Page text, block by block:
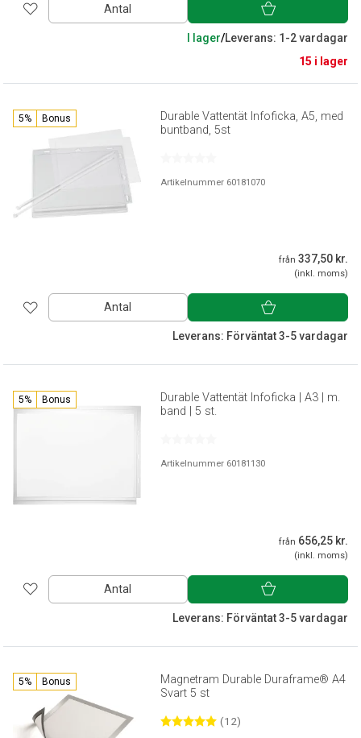
Antal
I lager/Leverans: 1-2 vardagar
15 i lager
5% Bonus
Durable Vattentät Infoficka, A5, med
buntband, 5st
Artikelnummer 60181070
från 337,50 kr.
(inkl. moms)
Antal
Leverans: Förväntat 3-5 vardagar
5% Bonus
Durable Vattentät Infoficka | A3 | m.
band | 5 st.
Artikelnummer 60181130
från 656,25 kr.
(inkl. moms)
Antal
Leverans: Förväntat 3-5 vardagar
5% Bonus
Magnetram Durable Duraframe® A4
Svart 5 st
(12)